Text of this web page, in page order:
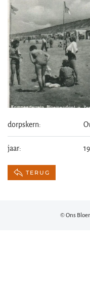
dorpskern:
jaar:
TERUG
© Ons